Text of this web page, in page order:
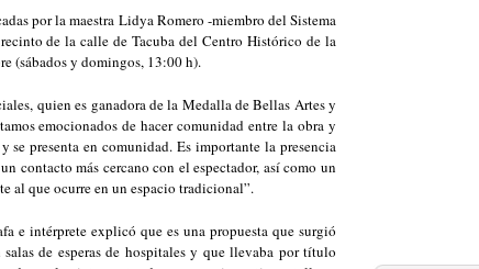
por la maestra Lidya Romero -miembro del Sistema
de la calle de Tacuba del Centro Histórico de la
(sábados y domingos, 13:00 h).
quien es ganadora de la Medalla de Bellas Artes y
emocionados de hacer comunidad entre la obra y
se presenta en comunidad. Es importante la presencia
contacto más cercano con el espectador, así como un
al que ocurre en un espacio tradicional”.
e intérprete explicó que es una propuesta que surgió
de esperas de hospitales y que llevaba por título